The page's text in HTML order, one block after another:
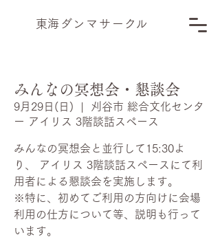
​東海ダンマサー ク ル
みんなの冥想会・懇談会
9月29日(日)
刈谷市 総合文化センタ
ー アイリス 3階談話スペース
みんなの冥想会と並行して15:30よ
り、 アイリス 3階談話スペースにて利
用者による懇談会を実施します。
※特に、初めてご利用の方向けに会場
利用の仕方について等、説明も行って
います。